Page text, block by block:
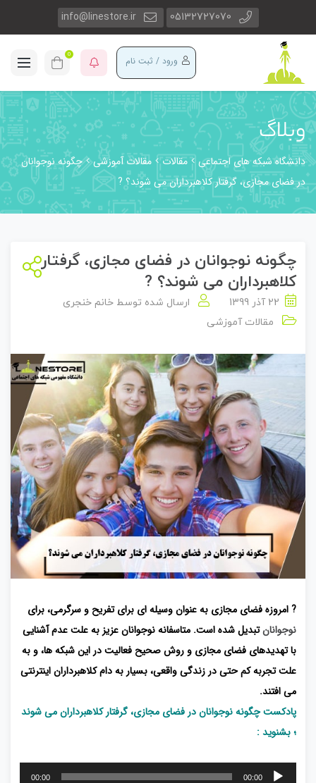
05132727070
info@linestore.ir
ورود / ثبت نام 0
وبلاگ
دانشگاه شبکه های اجتماعی مقالات مقالات آموزشی
چگونه نوجوانان
در فضای مجازی، گرفتار کلاهبرداران می شوند؟ ?
چگونه نوجوانان در فضای مجازی، گرفتار
کلاهبرداران می شوند؟ ?
22 آذر 1399 ارسال شده توسط خانم خنجری
مقالات آموزشی
?امروزه فضای مجازی به عنوان وسیله ای برای تفریح و سرگرمی، برای
نوجوانانتبدیل شده است. متاسفانه نوجوانان عزیز به علت عدم آشنایی
با تهدیدهای فضای مجازی و روش صحیح فعالیت در این شبکه ها، و به
علت تجربه کم حتی در زندگی واقعی، بسیار به دام کلاهبرداران اینترنتی
می افتند.
پادکست چگونه نوجوانان در فضای مجازی، گرفتار کلاهبرداران می شوند
؛ بشنوید :
پخش‌کننده00:00
00:00